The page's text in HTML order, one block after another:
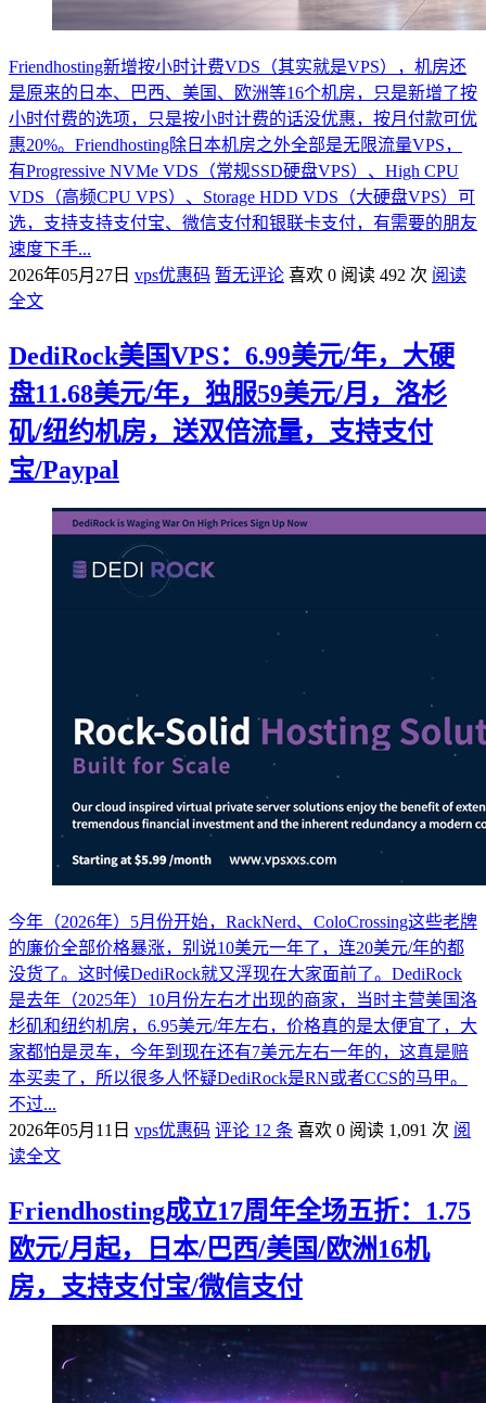
Friendhosting新增按小时计费VDS（其实就是VPS），机房还
是原来的日本、巴西、美国、欧洲等16个机房，只是新增了按
小时付费的选项，只是按小时计费的话没优惠，按月付款可优
惠20%。Friendhosting除日本机房之外全部是无限流量VPS，
有Progressive NVMe VDS（常规SSD硬盘VPS）、High CPU
VDS（高频CPU VPS）、Storage HDD VDS（大硬盘VPS）可
选，支持支持支付宝、微信支付和银联卡支付，有需要的朋友
速度下手...
2026年05月27日 vps优惠码 暂无评论 喜欢 0 阅读 492 次 阅读
全文
DediRock美国VPS：6.99美元/年，大硬
盘11.68美元/年，独服59美元/月，洛杉
矶/纽约机房，送双倍流量，支持支付
宝/Paypal
今年（2026年）5月份开始，RackNerd、ColoCrossing这些老牌
的廉价全部价格暴涨，别说10美元一年了，连20美元/年的都
没货了。这时候DediRock就又浮现在大家面前了。DediRock
是去年（2025年）10月份左右才出现的商家，当时主营美国洛
杉矶和纽约机房，6.95美元/年左右，价格真的是太便宜了，大
家都怕是灵车，今年到现在还有7美元左右一年的，这真是赔
本买卖了，所以很多人怀疑DediRock是RN或者CCS的马甲。
不过...
2026年05月11日 vps优惠码 评论 12 条 喜欢 0 阅读 1,091 次 阅
读全文
Friendhosting成立17周年全场五折：1.75
欧元/月起，日本/巴西/美国/欧洲16机
房，支持支付宝/微信支付